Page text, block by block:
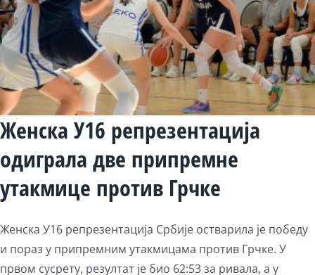
Женска У16 репрезентација
одиграла две припремне
утакмице против Грчке
Женска У16 репрезентација Србије остварила је победу
и пораз у припремним утакмицама против Грчке. У
првом сусрету, резултат је био 62:53 за ривала, а у